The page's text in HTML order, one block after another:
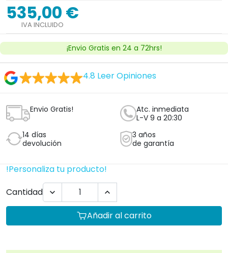
535,00 €
IVA INCLUIDO
¡Envio Gratis en 24 a 72hrs!
4.8 Leer Opiniones
Envio Gratis!
Atc. inmediata
L-V 9 a 20:30
14 días
devolución
3 años
de garantía
!Personaliza tu producto!
Cantidad
 
Añadir al carrito